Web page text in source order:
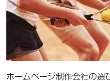
ホームページ制作会社の選